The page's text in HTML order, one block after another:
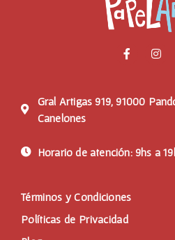
Gral Artigas 919, 91000
Canelones
Horario de atención: 9hs a
Términos y Condiciones
Políticas de Privacidad